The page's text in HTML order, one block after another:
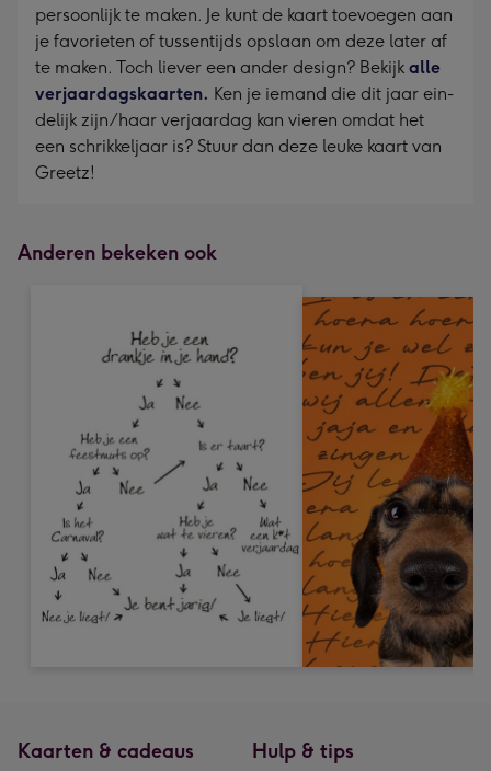
persoonlijk te maken. Je kunt de kaart toevoegen aan
je favorieten of tussentijds opslaan om deze later af
te maken. Toch liever een ander design? Bekijk alle
verjaardagskaarten. Ken je iemand die dit jaar ein-
delijk zijn/haar verjaardag kan vieren omdat het
een schrikkeljaar is? Stuur dan deze leuke kaart van
Greetz!
Anderen bekeken ook
Kaarten & cadeaus Hulp & tips